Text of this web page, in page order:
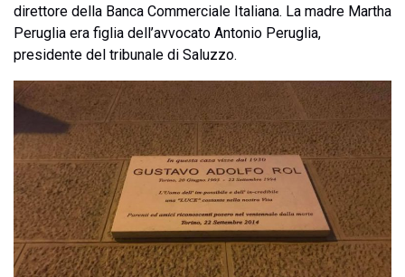
direttore della Banca Commerciale Italiana. La madre Martha
Peruglia era figlia dell’avvocato Antonio Peruglia,
presidente del tribunale di Saluzzo.